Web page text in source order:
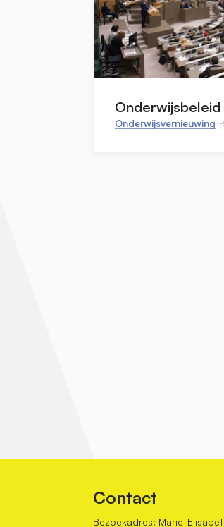
Onderwijsvernieuwing
Contact
Bezoekadres: Marie-